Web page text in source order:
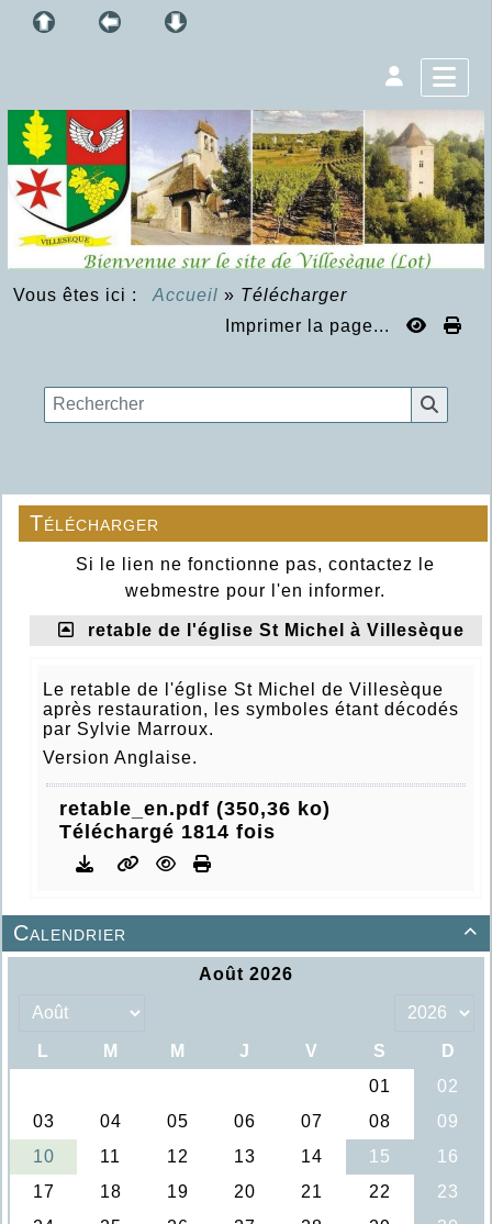
Vous êtes ici : Accueil » Télécharger
Imprimer la page...

Calendrier
Télécharger
Si le lien ne fonctionne pas, contactez le
webmestre pour l'en informer.
retable de l'église St Michel à Villesèque
Le retable de l'église St Michel de Villesèque
après restauration, les symboles étant décodés
par Sylvie Marroux.
Version Anglaise.
retable_en.pdf (350,36 ko)
Téléchargé 1814 fois